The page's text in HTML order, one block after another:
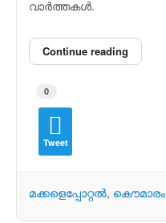
വാര്‍ത്തകള്‍.
Continue reading
0
Tweet
മക്കളെപ്പോറ്റല്‍ കൌമാരം